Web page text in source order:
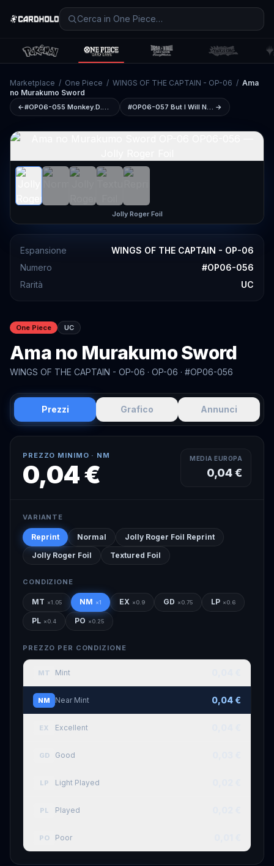
Marketplace / One Piece / WINGS OF THE CAPTAIN - OP-06 / Ama
no Murakumo Sword
←#OP06-055 Monkey.D.Garp #OP06-057 But I Will Never Doubt a Woman's Tears!!!! →
Jolly Roger Foil
Espansione
WINGS OF THE CAPTAIN - OP-06
Numero
#OP06-056
Rarità
UC
One Piece UC
Ama no Murakumo Sword
WINGS OF THE CAPTAIN - OP-06 · OP-06 · #OP06-056
Prezzi Grafico Annunci
PREZZO MINIMO · NM
0,04 €
MEDIA EUROPA
0,04 €
VARIANTE
Reprint Normal
Jolly Roger Foil Reprint
Jolly Roger Foil
Textured Foil
CONDIZIONE
MT ×1.05 NM ×1 EX ×0.9 GD ×0.75 LP ×0.6
PL ×0.4 PO ×0.25
PREZZO PER CONDIZIONE
MT Mint
NM Near Mint 0,04 €
EX Excellent
GD Good
LP Light Played
PL Played
PO Poor